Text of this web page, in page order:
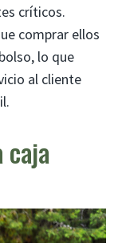
críticos.
comprar ellos
lo que
al cliente
caja